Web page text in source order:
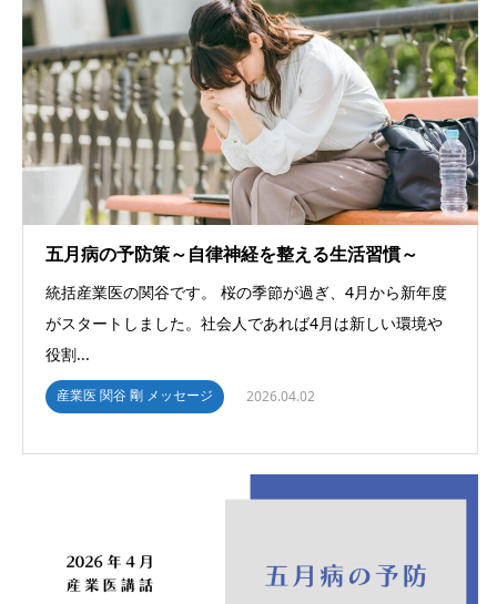
五月病の予防策～自律神経を整える生活習慣～
統括産業医の関谷です。 桜の季節が過ぎ、4月から新年度
がスタートしました。社会人であれば4月は新しい環境や
役割...
産業医 関谷 剛 メッセージ 2026.04.02